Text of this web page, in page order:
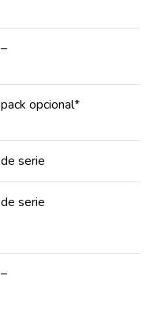
–
pack opcional*
de serie
de serie
–